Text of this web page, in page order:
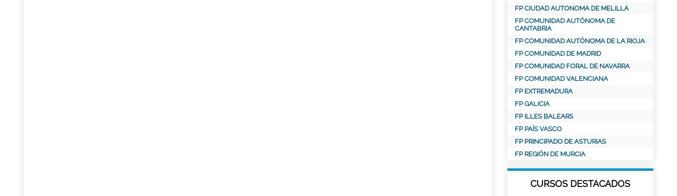
FP CIUDAD AUTONOMA DE MELILLA
FP COMUNIDAD AUTÓNOMA DE
CANTABRIA
FP COMUNIDAD AUTÓNOMA DE LA RIOJA
FP COMUNIDAD DE MADRID
FP COMUNIDAD FORAL DE NAVARRA
FP COMUNIDAD VALENCIANA
FP EXTREMADURA
FP GALICIA
FP ILLES BALEARS
FP PAÍS VASCO
FP PRINCIPADO DE ASTURIAS
FP REGIÓN DE MURCIA
CURSOS DESTACADOS